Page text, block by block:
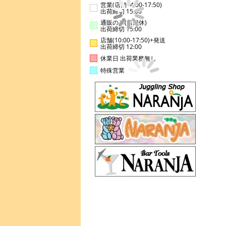
営業(店舗14:00-17:50)
出荷締切 15:00
通販のみ(店舗休)
出荷締切 15:00
店舗(10:00-17:50)+発送
出荷締切 12:00
休業日 出荷業務無し
特殊営業